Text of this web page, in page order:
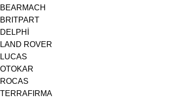
BEARMACH
BRITPART
DELPHİ
LAND ROVER
LUCAS
OTOKAR
ROCAS
TERRAFIRMA